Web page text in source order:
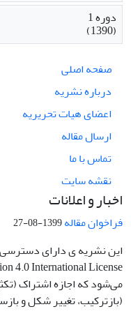
دوره 1
(1390)
صفحه اصلی
درباره نشریه
اعضای هیات تحریریه
ارسال مقاله
تماس با ما
نقشه سایت
اخبار و اعلانات
فراخوان مقاله1399-08-27
این نشریه ی دارای دسترسی
می‌شود که اجازه اشتراک
(بازترکیب، تغییر شکل و